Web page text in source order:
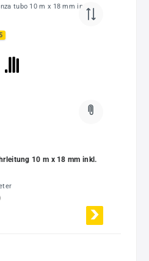
10 m x 18 mm inkl.